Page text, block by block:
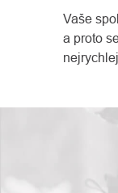
Vaše
a proto